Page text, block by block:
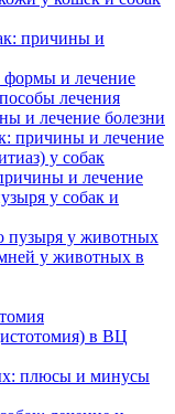
причины и
формы и лечение
лечения
и лечение болезни
причины и лечение
у собак
и лечение
у собак и
пузыря у животных
у животных в
в ВЦ
плюсы и минусы